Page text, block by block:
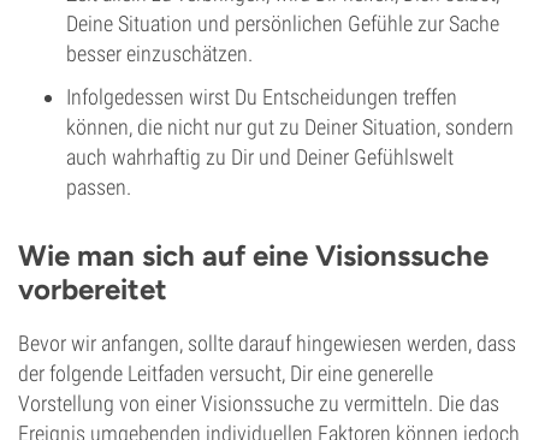
Deine Situation und persönlichen Gefühle zur Sache
besser einzuschätzen.
Infolgedessen wirst Du Entscheidungen treffen
können, die nicht nur gut zu Deiner Situation, sondern
auch wahrhaftig zu Dir und Deiner Gefühlswelt
passen.
Wie man sich auf eine Visionssuche
vorbereitet
Bevor wir anfangen, sollte darauf hingewiesen werden, dass
der folgende Leitfaden versucht, Dir eine generelle
Vorstellung von einer Visionssuche zu vermitteln. Die das
Ereignis umgebenden individuellen Faktoren können jedoch